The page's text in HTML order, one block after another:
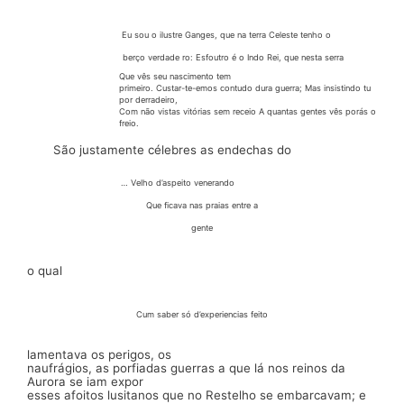
Eu sou o ilustre Ganges, que na terra Celeste tenho o
berço verdade ro: Esfoutro é o Indo Rei, que nesta serra
Que vês seu nascimento tem
primeiro. Custar-te-emos contudo dura guerra; Mas insistindo tu
por derradeiro,
Com não vistas vitórias sem receio A quantas gentes vês porás o
freio.
São justamente célebres as endechas do
… Velhod’aspeitovenerando
Que ficava nas praias entre a
gente
o qual
Cum saber só d’experiencias feito
lamentava os perigos, os
naufrágios, as porfiadas guerras a que lá nos reinos da
Aurora se iam expor
esses afoitos lusitanos que no Restelho se embarcavam; e